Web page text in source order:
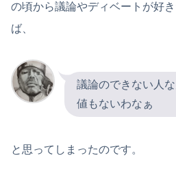
の頃から議論やディベートが好
ば、
議論のできない人
値もないわなぁ
と思ってしまったのです。